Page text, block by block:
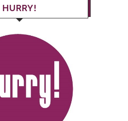
HURRY!